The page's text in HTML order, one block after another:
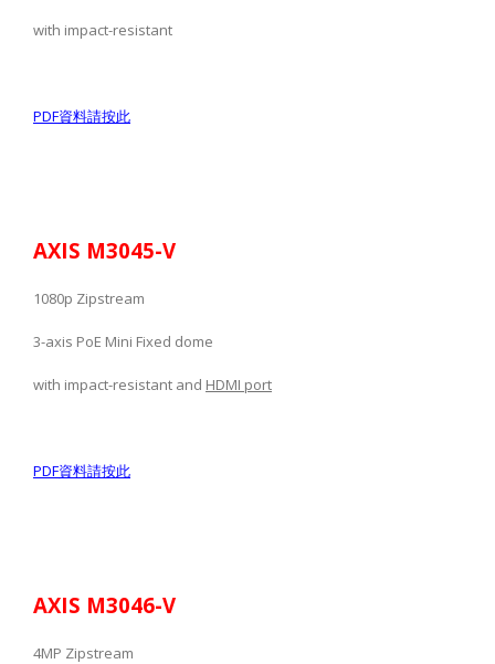
with impact-resistant
PDF資料請按此
AXIS M3045-V
1080p Zipstream
3-axis PoE Mini Fixed dome
with impact-resistant and HDMI port
PDF資料請按此
AXIS M3046-V
4MP Zipstream